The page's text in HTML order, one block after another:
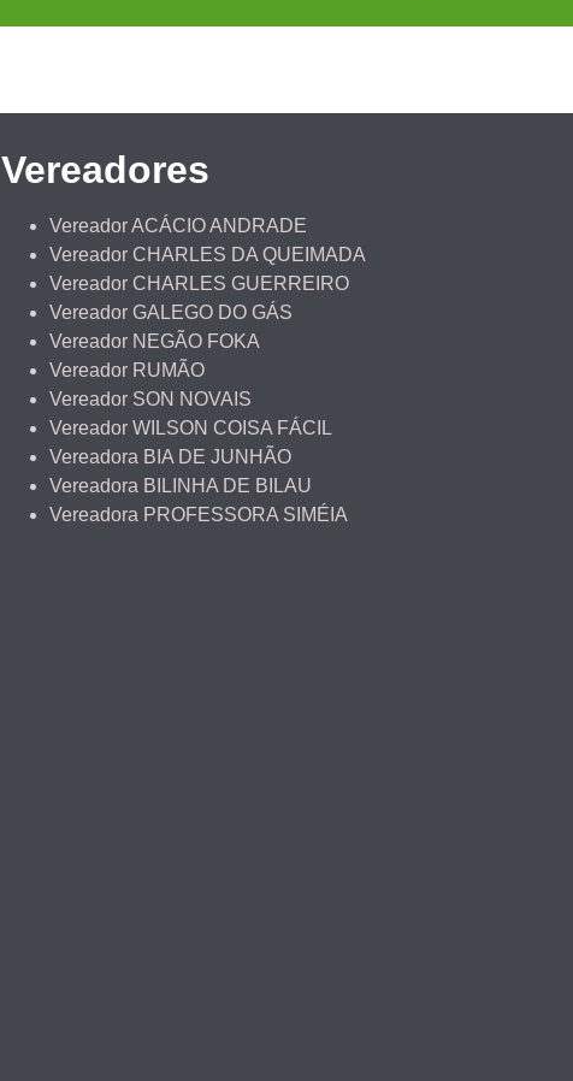
Vereadores
Vereador ACÁCIO ANDRADE
Vereador CHARLES DA QUEIMADA
Vereador CHARLES GUERREIRO
Vereador GALEGO DO GÁS
Vereador NEGÃO FOKA
Vereador RUMÃO
Vereador SON NOVAIS
Vereador WILSON COISA FÁCIL
Vereadora BIA DE JUNHÃO
Vereadora BILINHA DE BILAU
Vereadora PROFESSORA SIMÉIA